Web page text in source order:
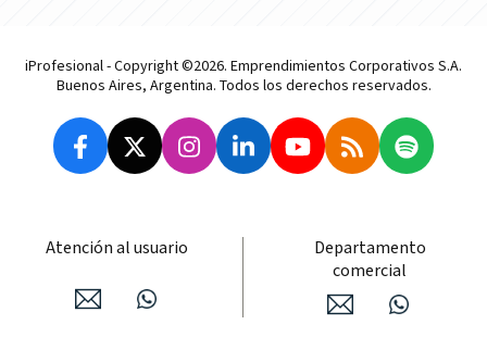
iProfesional - Copyright ©2026. Emprendimientos Corporativos S.A.
Buenos Aires, Argentina. Todos los derechos reservados.
Atención al usuario
Departamento
comercial